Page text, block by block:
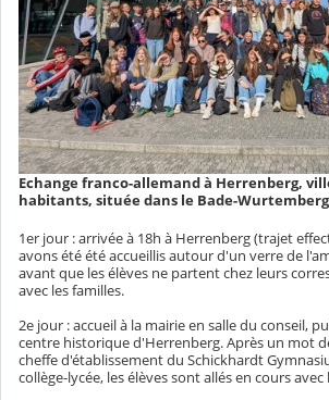
Echange franco-allemand à Herrenberg,
habitants, située dans le Bade-
1er jour : arrivée à 18h à Herrenberg (trajet
avons été été accueillis autour d'un verre de
avant que les élèves ne partent chez leurs
avec les familles.
2e jour : accueil à la mairie en salle du conseil,
centre historique d'Herrenberg. Après un mot
cheffe d'établissement du Schickhardt
collège-lycée, les élèves sont allés en cours